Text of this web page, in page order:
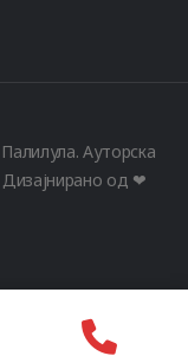
Ауторска
Дизајнирано од ❤